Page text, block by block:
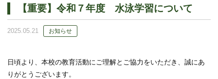
【重要】令和７年度 水泳学習について
2025.05.21 お知らせ
日頃より、本校の教育活動にご理解とご協力をいただき、誠にあ
りがとうございます。